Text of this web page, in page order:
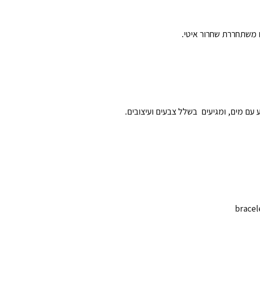
משתחררת שחרור איטי.
עם מים, ומגיעים בשלל צבעים ועיצובים.